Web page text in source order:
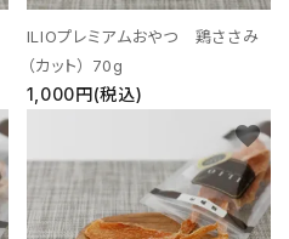
ILIOプレミアムおやつ 鶏ささみ
（カット） 70g
1,000円(税込)
favorite